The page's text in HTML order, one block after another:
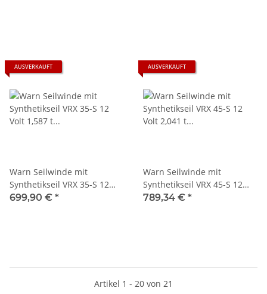
AUSVERKAUFT
Warn Seilwinde mit
Synthetikseil VRX 35-S 12
Volt 1,587 t Zugkraft 3500
699,90 € *
AUSVERKAUFT
Warn Seilwinde mit
Synthetikseil VRX 45-S 12
Volt 2,041 t Zugkraft 4500
789,34 € *
Artikel 1 - 20 von 21